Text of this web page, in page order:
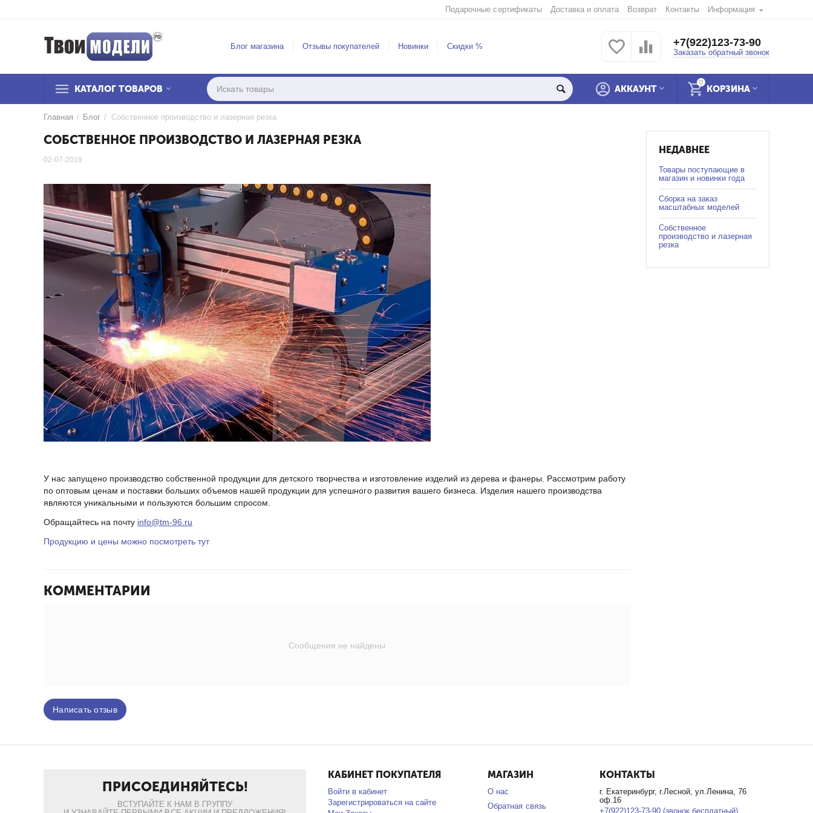
Подарочные сертификаты Доставка и оплата Возврат Контакты Информация
Блог магазина Отзывы покупателей Новинки Скидки % +7(922)123-73-90
Заказать обратный звонок
КАТАЛОГ ТОВАРОВ
0
КОРЗИНА
АККАУНТ
Главная / Блог / Собственное производство и лазерная резка
СОБСТВЕННОЕ ПРОИЗВОДСТВО И ЛАЗЕРНАЯ РЕЗКА
02-07-2019
У нас запущено производство собственной продукции для детского творчества и изготовление изделий из дерева и фанеры. Рассмотрим работу
по оптовым ценам и поставки больших объемов нашей продукции для успешного развития вашего бизнеса. Изделия нашего производства
являются уникальными и пользуются большим спросом.
Обращайтесь на почту info@tm-96.ru
Продукцию и цены можно посмотреть тут
КОММЕНТАРИИ
Сообщения не найдены
Написать отзыв
НЕДАВНЕЕ
Товары поступающие в
магазин и новинки года
Сборка на заказ
масштабных моделей
Собственное
производство и лазерная
резка
ПРИСОЕДИНЯЙТЕСЬ!
ВСТУПАЙТЕ К НАМ В ГРУППУ
КАБИНЕТ ПОКУПАТЕЛЯ
Войти в кабинет
Зарегистрироваться на сайте
МАГАЗИН
О нас
Обратная связь
КОНТАКТЫ
г. Екатеринбург, г.Лесной, ул.Ленина, 76
оф.16
+7(922)123-73-90 (звонок бесплатный)